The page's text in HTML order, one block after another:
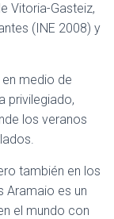
Vitoria-Gasteiz,
(INE 2008) y
medio de
privilegiado,
los veranos
también en los
Aramaio es un
el mundo con